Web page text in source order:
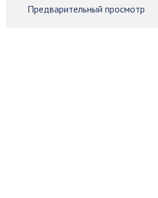
Предварительный просмотр